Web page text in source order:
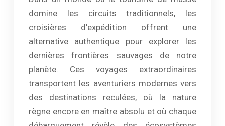
domine les circuits traditionnels, les
croisières d’expédition offrent une
alternative authentique pour explorer les
dernières frontières sauvages de notre
planète. Ces voyages extraordinaires
transportent les aventuriers modernes vers
des destinations reculées, où la nature
règne encore en maître absolu et où chaque